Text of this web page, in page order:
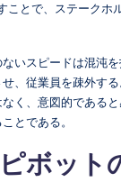
ことで、ステークホ
いスピードは混沌
、従業員を疎外す
く、意図的である
とである。
ボット